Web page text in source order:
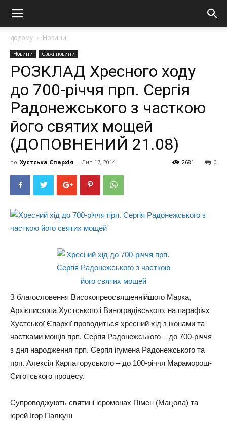
додому Новини
Новини Свіжі новини
РОЗКЛАД Хресного ходу
до 700-річчя прп. Сергія
Радонежського з часткою
його святих мощей
(ДОПОВНЕНИЙ 21.08)
по Хустська Єпархія - Лип 17, 2014 0
2681
З благословення Високопреосвященнійшого Марка,
Архієпископа Хустського і Виноградівського, на парафіях
Хустської Єпархії проводиться хресний хід з іконами та
частками мощів прп. Сергія Радонежського – до 700-річчя
з дня народження прп. Сергія ігумена Радонежського та
прп. Алексія Карпаторуського – до 100-річчя Мараморош-
Сиготського процесу.
Супроводжують святині ієромонах Пімен (Мацола) та
ієрей Ігор Палкуш